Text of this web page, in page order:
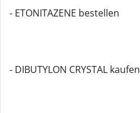
- ETONITAZENE bestellen
- DIBUTYLON CRYSTAL kaufen